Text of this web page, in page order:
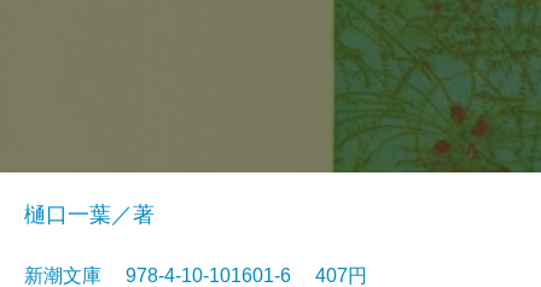
樋口一葉／著
新潮文庫 978-4-10-101601-6 407円